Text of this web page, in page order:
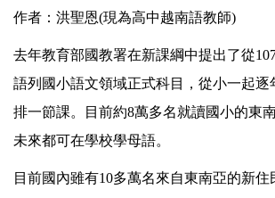
作者：洪聖恩(現為高中越南語教師)
去年教育部國教署在新課綱中提出了從
語列國小語文領域正式科目，從小一起逐
排一節課。目前約8萬多名就讀國小的東
未來都可在學校學母語。
目前國內雖有10多萬名來自東南亞的新住